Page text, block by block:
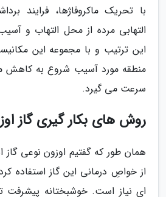
با تحریک ماکروفاژها، فرایند
التهابی مرده از محل التهاب و
این ترتیب و با مجموعه این
منطقه مورد آسیب شروع به کاهش
سرعت می گیرد.
روش های بکار گیری گاز
همان طور که گفتیم اوزون نوعی گاز
از خواصِ درمانی این گاز استفاده
ای نیاز است. خوشبختانه پیشرفت